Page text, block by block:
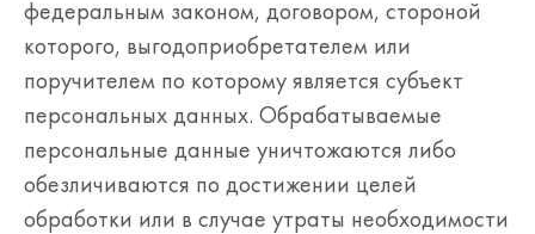
федеральным законом, договором, стороной
которого, выгодоприобретателем или
поручителем по которому является субъект
персональных данных. Обрабатываемые
персональные данные уничтожаются либо
обезличиваются по достижении целей
обработки или в случае утраты необходимости